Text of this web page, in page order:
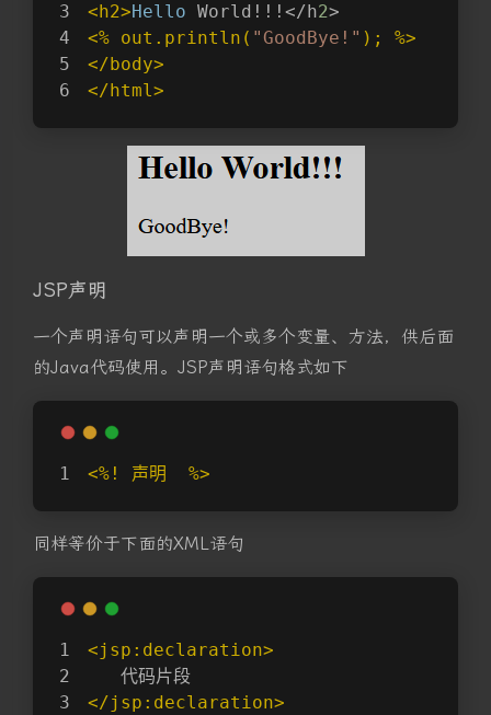
<h2>Hello World!!!</h2>
<% out.println( "GoodBye!" ); %>
</body>
</html>
JSP声明
一个声明语句可以声明一个或多个变量、方法，供后面
的Java代码使用。JSP声明语句格式如下
<%! 声明  %>
同样等价于下面的XML语句
<jsp:declaration>
   代码片段
</jsp:declaration>